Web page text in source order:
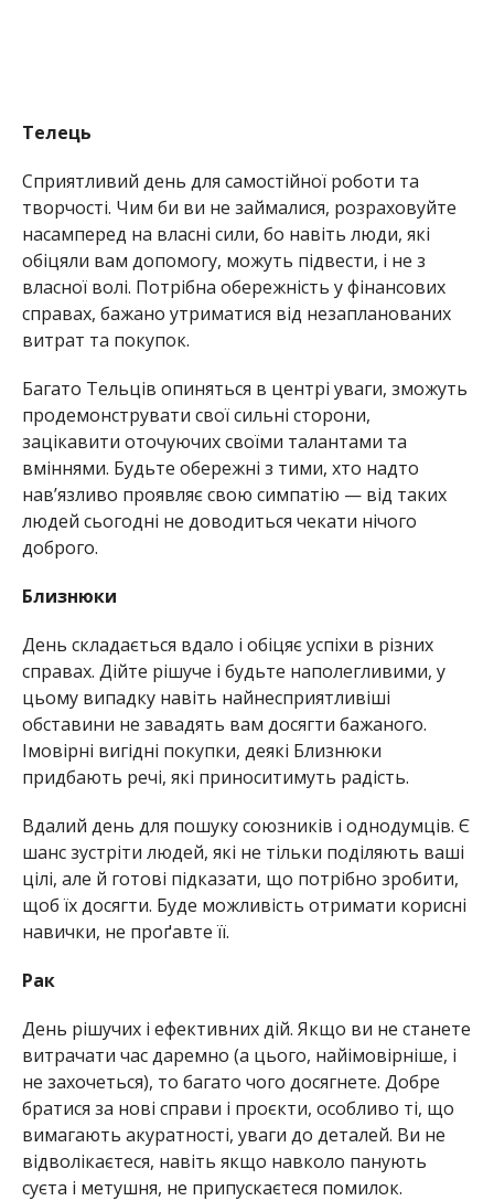
Телець
Сприятливий день для самостійної роботи та
творчості. Чим би ви не займалися, розраховуйте
насамперед на власні сили, бо навіть люди, які
обіцяли вам допомогу, можуть підвести, і не з
власної волі. Потрібна обережність у фінансових
справах, бажано утриматися від незапланованих
витрат та покупок.
Багато Тельців опиняться в центрі уваги, зможуть
продемонструвати свої сильні сторони,
зацікавити оточуючих своїми талантами та
вміннями. Будьте обережні з тими, хто надто
нав’язливо проявляє свою симпатію — від таких
людей сьогодні не доводиться чекати нічого
доброго.
Близнюки
День складається вдало і обіцяє успіхи в різних
справах. Дійте рішуче і будьте наполегливими, у
цьому випадку навіть найнесприятливіші
обставини не завадять вам досягти бажаного.
Імовірні вигідні покупки, деякі Близнюки
придбають речі, які приноситимуть радість.
Вдалий день для пошуку союзників і однодумців. Є
шанс зустріти людей, які не тільки поділяють ваші
цілі, але й готові підказати, що потрібно зробити,
щоб їх досягти. Буде можливість отримати корисні
навички, не проґавте її.
Рак
День рішучих і ефективних дій. Якщо ви не станете
витрачати час даремно (а цього, найімовірніше, і
не захочеться), то багато чого досягнете. Добре
братися за нові справи і проєкти, особливо ті, що
вимагають акуратності, уваги до деталей. Ви не
відволікаєтеся, навіть якщо навколо панують
суєта і метушня, не припускаєтеся помилок.